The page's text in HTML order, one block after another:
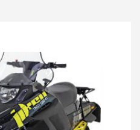
выбрать
странице
товара.